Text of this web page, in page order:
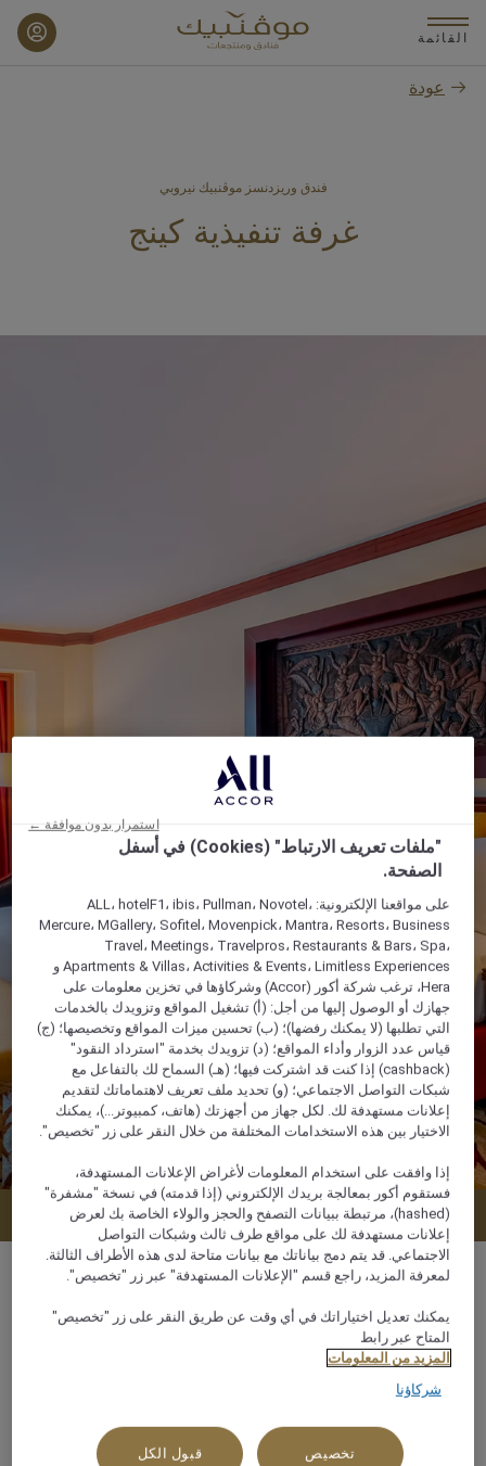
القائمة
عودة
فندق وريزدنسز موڤنبيك نيروبي
غرفة تنفيذية كينج
عرض التوافر
"ملفات تعريف الارتباط" (Cookies) في أسفل
الصفحة.
على مواقعنا الإلكترونية: ALL، hotelF1، ibis، Pullman، Novotel،
Mercure، MGallery، Sofitel، Movenpick، Mantra، Resorts، Business
Travel، Meetings، Travelpros، Restaurants & Bars، Spa،
Apartments & Villas، Activities & Events، Limitless Experiences و
Hera، ترغب شركة أكور (Accor) وشركاؤها في تخزين معلومات على
جهازك أو الوصول إليها من أجل: (أ) تشغيل المواقع وتزويدك بالخدمات
التي تطلبها (لا يمكنك رفضها)؛ (ب) تحسين ميزات المواقع وتخصيصها؛ (ج)
قياس عدد الزوار وأداء المواقع؛ (د) تزويدك بخدمة "استرداد النقود"
(cashback) إذا كنت قد اشتركت فيها؛ (هـ) السماح لك بالتفاعل مع
شبكات التواصل الاجتماعي؛ (و) تحديد ملف تعريف لاهتماماتك لتقديم
إعلانات مستهدفة لك. لكل جهاز من أجهزتك (هاتف، كمبيوتر...)، يمكنك
الاختيار بين هذه الاستخدامات المختلفة من خلال النقر على زر "تخصيص".
إذا وافقت على استخدام المعلومات لأغراض الإعلانات المستهدفة،
فستقوم أكور بمعالجة بريدك الإلكتروني (إذا قدمته) في نسخة "مشفرة"
(hashed)، مرتبطة ببيانات التصفح والحجز والولاء الخاصة بك لعرض
إعلانات مستهدفة لك على مواقع طرف ثالث وشبكات التواصل
الاجتماعي. قد يتم دمج بياناتك مع بيانات متاحة لدى هذه الأطراف الثالثة.
لمعرفة المزيد، راجع قسم "الإعلانات المستهدفة" عبر زر "تخصيص".
يمكنك تعديل اختياراتك في أي وقت عن طريق النقر على زر "تخصيص"
المتاح عبر رابط
المزيد من المعلومات
شركاؤنا
تخصيص قبول الكل
استمرار بدون موافقة ←